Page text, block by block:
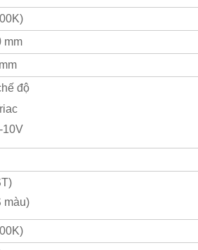
mm
độ
10V
màu)